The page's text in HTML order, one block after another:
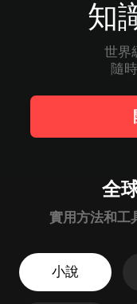
世界
隨
實用方法和工